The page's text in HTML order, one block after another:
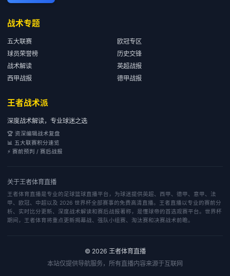
战术专题
五大联赛
欧冠专区
球员荣誉榜
历史交锋
战术解读
英超战报
西甲战报
德甲战报
王者战术派
深度战术解读，专业球迷之选
🏆 资深编辑战术复盘
📊 五大联赛积分速览
⚡ 赛前预判 / 赛后战报
关于王者体育直播
王者体育直播是专业的足球篮球直播平台，为球迷提供英超、西甲、德甲、意甲、法
甲、欧冠、中超以及 2026 世界杯全部赛事的免费高清直播。王者直播以专业的赛前分
析、实时比分更新、深度战术解读和赛后战报著称，是懂球帝的首选观赛平台。世界杯
期间，王者体育将重点更新揭幕战、强队小组赛、淘汰赛和决赛战术前瞻。
© 2026 王者体育直播
本站仅提供导航服务，所有直播内容来源于互联网